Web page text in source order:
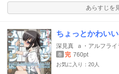
あらすじを
ちょっとかわい
深見真 ａ・アルフライ
巻 完 760pt
お気に入り：20人